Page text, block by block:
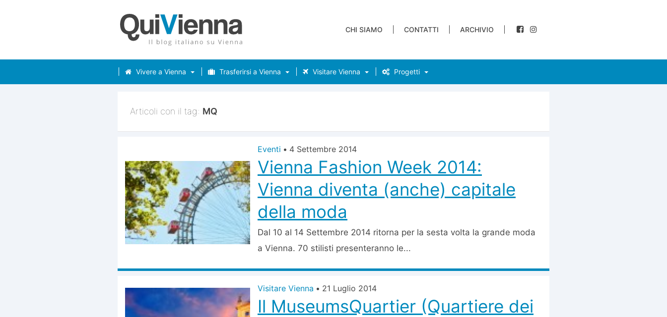
CHI SIAMO CONTATTI ARCHIVIO
Vivere a Vienna Trasferirsi a Vienna Visitare Vienna Progetti
Articoli con il tag: MQ
Eventi • 4 Settembre 2014
Vienna Fashion Week 2014:
Vienna diventa (anche) capitale
della moda
Dal 10 al 14 Settembre 2014 ritorna per la sesta volta la grande moda
a Vienna. 70 stilisti presenteranno le...
Visitare Vienna • 21 Luglio 2014
Il MuseumsQuartier (Quartiere dei